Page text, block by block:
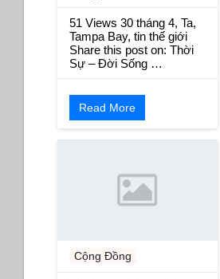
51 Views 30 tháng 4, Ta,
Tampa Bay, tin thế giới
Share this post on: Thời
Sự – Đời Sống …
Read More
Cộng Đồng